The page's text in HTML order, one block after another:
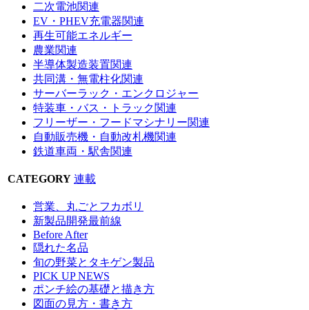
二次電池関連
EV・PHEV充電器関連
再生可能エネルギー
農業関連
半導体製造装置関連
共同溝・無電柱化関連
サーバーラック・エンクロジャー
特装車・バス・トラック関連
フリーザー・フードマシナリー関連
自動販売機・自動改札機関連
鉄道車両・駅舎関連
CATEGORY 連載
営業、丸ごとフカボリ
新製品開発最前線
Before After
隠れた名品
旬の野菜とタキゲン製品
PICK UP NEWS
ポンチ絵の基礎と描き方
図面の見方・書き方